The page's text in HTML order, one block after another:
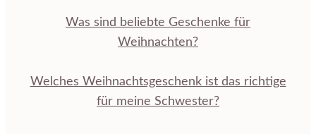
Was sind beliebte Geschenke für
Weihnachten?
Welches Weihnachtsgeschenk ist das richtige
für meine Schwester?